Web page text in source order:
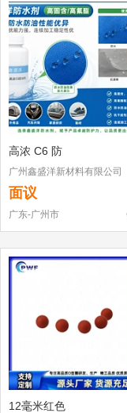
高浓 C6 防
广州鑫盛洋新材料有限公司
面议
广东-广州市
12毫米红色